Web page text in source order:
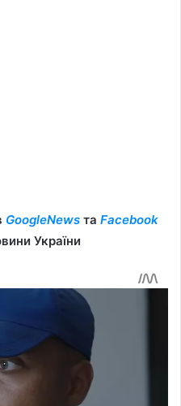
GoogleNews та Facebook
України